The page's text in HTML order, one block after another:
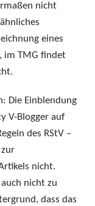
nicht
eines
im TMG findet
Die Einblendung
V-Blogger auf
des RStV –
nicht.
nicht zu
dass das